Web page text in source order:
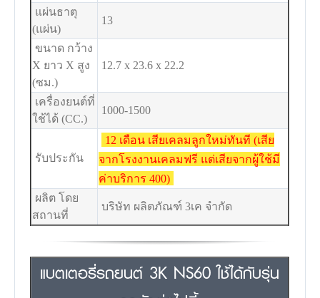
แผ่นธาตุ
(แผ่น)
13
ขนาด กว้าง
X ยาว X สูง
(ซม.)
12.7 x 23.6 x 22.2
เครื่องยนต์ที่
ใช้ได้ (CC.)
1000-1500
รับประกัน
12 เดือน เสียเคลมลูกใหม่ทันที (เสีย
จากโรงงานเคลมฟรี แต่เสียจากผู้ใช้มี
ค่าบริการ 400)
ผลิต โดย
สถานที่
บริษัท ผลิตภัณฑ์ 3เค จำกัด
แบตเตอรี่รถยนต์ 3K NS60 ใช้ได้กับรุ่น